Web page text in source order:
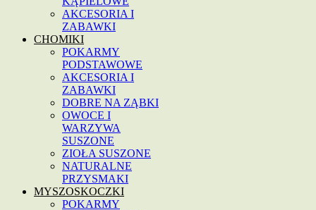
AKCESORIA I
ZABAWKI
CHOMIKI
POKARMY
PODSTAWOWE
AKCESORIA I
ZABAWKI
DOBRE NA ZĄBKI
OWOCE I
WARZYWA
SUSZONE
ZIOŁA SUSZONE
NATURALNE
PRZYSMAKI
MYSZOSKOCZKI
POKARMY